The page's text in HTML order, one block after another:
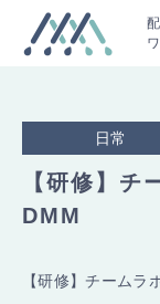
日常
【研修】チ
DMM
【研修】チームラ